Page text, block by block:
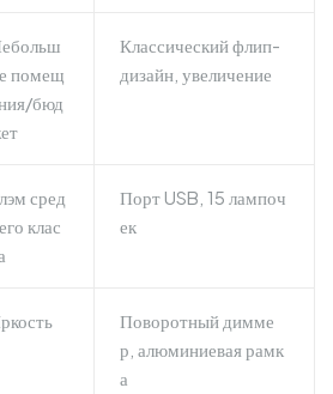
помещ
бюд
Классический флип-
дизайн, увеличение
сред
клас
Порт USB, 15 лампоч
ек
Поворотный димме
р, алюминиевая рамк
а